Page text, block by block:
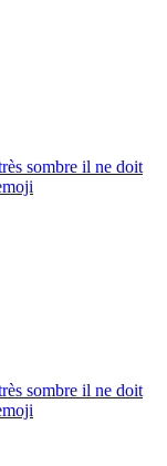
sombre il ne doit
sombre il ne doit